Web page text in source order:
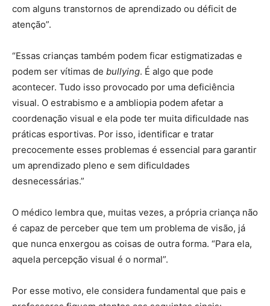
com alguns transtornos de aprendizado ou déficit de
atenção”.
“Essas crianças também podem ficar estigmatizadas e
podem ser vítimas de bullying. É algo que pode
acontecer. Tudo isso provocado por uma deficiência
visual. O estrabismo e a ambliopia podem afetar a
coordenação visual e ela pode ter muita dificuldade nas
práticas esportivas. Por isso, identificar e tratar
precocemente esses problemas é essencial para garantir
um aprendizado pleno e sem dificuldades
desnecessárias.”
O médico lembra que, muitas vezes, a própria criança não
é capaz de perceber que tem um problema de visão, já
que nunca enxergou as coisas de outra forma. “Para ela,
aquela percepção visual é o normal”.
Por esse motivo, ele considera fundamental que pais e